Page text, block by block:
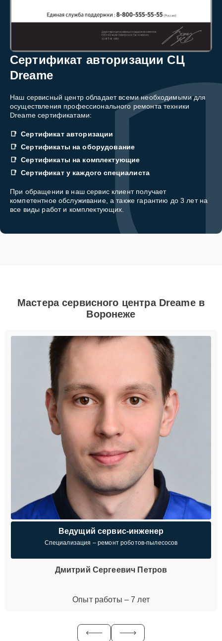
Сертификат авторизации СЦ
Dreame
Наш сервисный центр обладает всеми необходимыми для
осуществления профессионального ремонта техники
Dreame сертификатами:
Сертификат авторизации
Сертификаты на оборудование
Сертификаты на комплектующие
Сертификат у каждого специалиста
При обращении в наш сервис клиент получает
компетентное обслуживание, а также гарантию до 3 лет на
все виды работ и комплектующих.
Мастера сервисного центра Dreame в
Воронеже
Ведущий сервис-инженер
Специализация – ремонт роботов-пылесосов
Дмитрий Сергеевич Петров
Опыт работы – 7 лет